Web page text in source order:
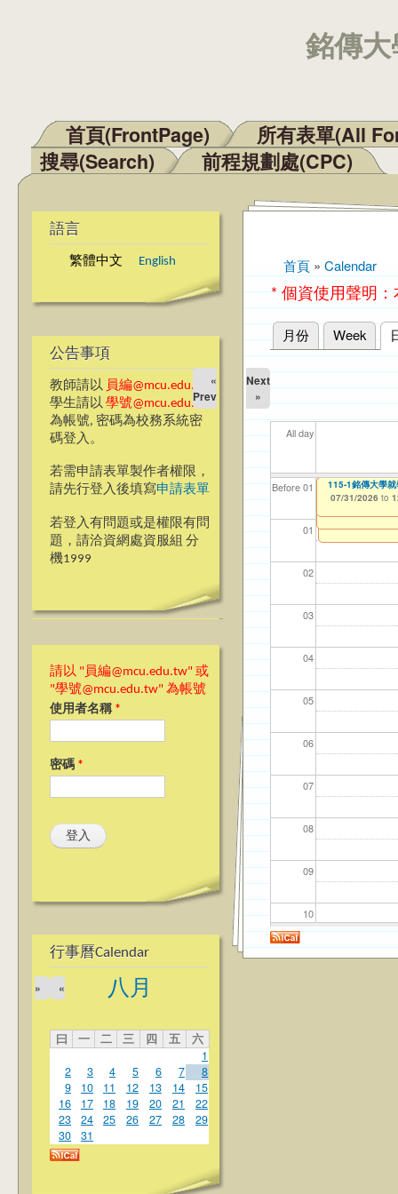
銘傳
主選單
首頁(FrontPage)
所有表單(All
搜尋(Search)
前程規劃處(CPC)
語言
繁體中文 English
公告事項
教師請以 員編@mcu.edu.tw
學生請以 學號@mcu.edu.tw
為帳號, 密碼為校務系統密
碼登入。
若需申請表單製作者權限，
請先行登入後填寫申請表單
若登入有問題或是權限有問
題，請洽資網處資服組 分
機1999
請以 "員編@mcu.edu.tw" 或
"學號@mcu.edu.tw" 為帳號
使用者名稱 *
密碼 *
行事曆Calendar
八月
«
»
曰 一 二 三 四 五
六
1
2
3 4 5 6 7
8
9
10 11 12 13 14
15
16
17 18 19 20 21
22
23
24 25 26 27 28
29
30
31
您在這裡
首頁 » Calendar
* 個資使用聲明
主要索引標籤
月份 Week
«
Prev
Next
»
All day
Before 01
01
02
03
04
05
06
07
08
09
10
11
【資網處】
整合系統～表單
【財務處】工讀
11/12/2021 to
【財
11/
【學
07/
教務
11/
商品
11/
數位媒體設計學
08/01/2025 to
【教學暨學習資
Form(For
115-1銘傳大學
07/31/2026 to